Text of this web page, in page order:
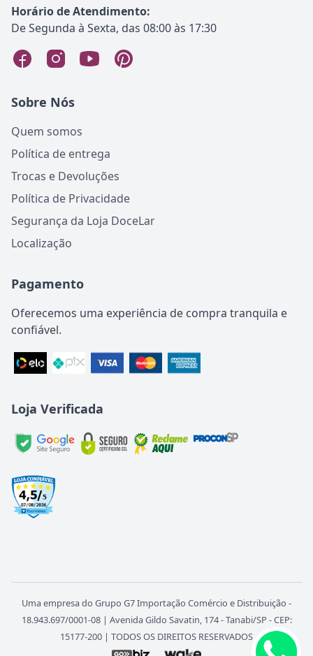
Horário de Atendimento:
De Segunda à Sexta, das 08:00 às 17:30
Sobre Nós
Quem somos
Política de entrega
Trocas e Devoluções
Política de Privacidade
Segurança da Loja DoceLar
Localização
Pagamento
Oferecemos uma experiência de compra tranquila e
confiável.
Loja Verificada
Uma empresa do Grupo G7 Importação Comércio e Distribuição -
18.943.697/0001-08 | Avenida Gildo Savatin, 174 - Tanabi/SP - CEP:
15177-200 | TODOS OS DIREITOS RESERVADOS